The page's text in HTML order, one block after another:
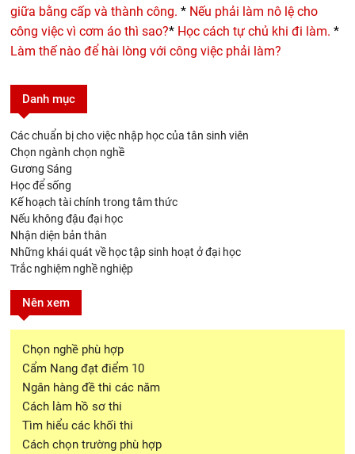
giữa bằng cấp và thành công. * Nếu phải làm nô lệ cho
công việc vì cơm áo thì sao?* Học cách tự chủ khi đi làm. *
Làm thế nào để hài lòng với công việc phải làm?
Danh mục
Các chuẩn bị cho việc nhập học của tân sinh viên
Chọn ngành chọn nghề
Gương Sáng
Học để sống
Kế hoạch tài chính trong tâm thức
Nếu không đậu đại học
Nhận diện bản thân
Những khái quát về học tập sinh hoạt ở đại học
Trắc nghiệm nghề nghiệp
Nên xem
Chọn nghề phù hợp
Cẩm Nang đạt điểm 10
Ngân hàng đề thi các năm
Cách làm hồ sơ thi
Tìm hiểu các khối thi
Cách chọn trường phù hợp